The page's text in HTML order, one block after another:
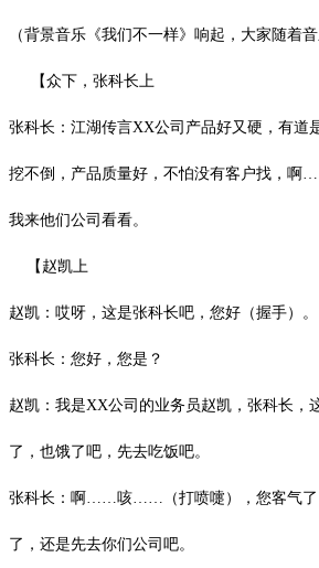
（背景音乐《我们不一样》响起，大家随着音
【众下，张科长上
张科长：江湖传言XX公司产品好又硬，有道
挖不倒，产品质量好，不怕没有客户找，
我来他们公司看看。
【赵凯上
赵凯：哎呀，这是张科长吧，您好（握手）。
张科长：您好，您是？
赵凯：我是XX公司的业务员赵凯，张科长，
了，也饿了吧，先去吃饭吧。
张科长：啊 ……咳……（打喷嚏），您客气了
了，还是先去你们公司吧。